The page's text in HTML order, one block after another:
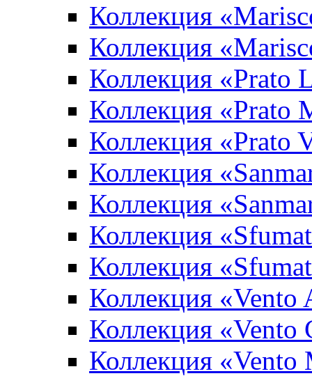
Коллекция
Коллекция
Коллекция «Prato
Коллекция «Prato
Коллекция «Prato
Коллекция
Коллекция
Коллекция
Коллекция
Коллекция «Vento
Коллекция «Vento
Коллекция «Vento